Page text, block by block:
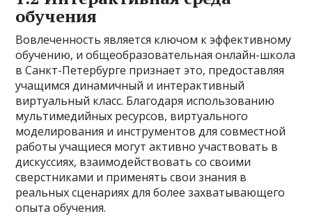
обучения
Вовлеченность является ключом к эффективному
обучению, и общеобразовательная онлайн-школа
в Санкт-Петербурге признает это, предоставляя
учащимся динамичный и интерактивный
виртуальный класс. Благодаря использованию
мультимедийных ресурсов, виртуального
моделирования и инструментов для совместной
работы учащиеся могут активно участвовать в
дискуссиях, взаимодействовать со своими
сверстниками и применять свои знания в
реальных сценариях для более захватывающего
опыта обучения.